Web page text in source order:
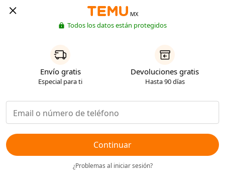
MX
Todos los datos están protegidos
Envío gratis
Especial para ti
Devoluciones gratis
Hasta 90 días
Continuar
¿Problemas al iniciar sesión?